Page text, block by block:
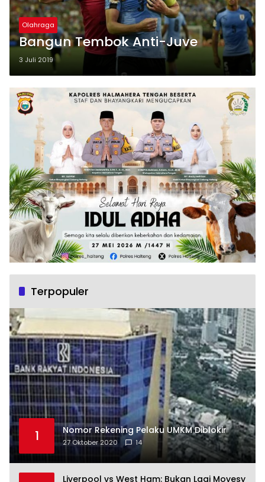
Olahraga
Bangun Tembok Anti-Juve
3 Juli 2019
Terpopuler
1 Nomor Rekening Pelaku UMKM Diblokir
27 Oktober 2020 14
Liverpool vs West Ham: Bukan Lagi Moyesy